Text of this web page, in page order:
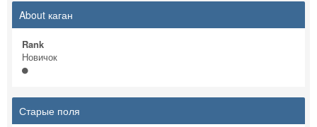
About каган
Rank
Новичок
Старые поля